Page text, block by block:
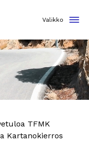
TFMK
Kartanokierros